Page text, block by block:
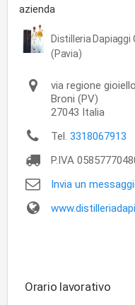
azienda
Distilleria Dapiaggi
(Pavia)
via regione gioiello
Broni (PV)
27043 Italia
Tel. 3318067913
P.IVA
Invia un
Orario lavorativo